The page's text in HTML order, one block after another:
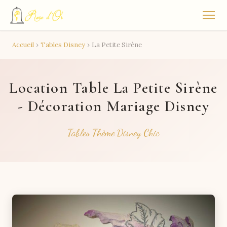
Accueil › Tables Disney › La Petite Sirène
Location Table La Petite Sirène
- Décoration Mariage Disney
Tables Thème Disney Chic